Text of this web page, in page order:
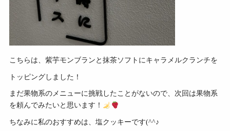
こちらは、紫芋モンブランと抹茶ソフトにキャラメルクランチを
トッピングしました！
まだ果物系のメニューに挑戦したことがないので、次回は果物系
を頼んでみたいと思います！
ちなみに私のおすすめは、塩クッキーです(^^♪